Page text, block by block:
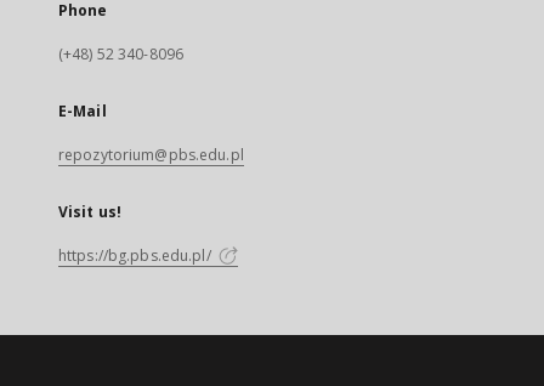
Phone
(+48) 52 340-8096
E-Mail
repozytorium@pbs.edu.pl
Visit us!
https://bg.pbs.edu.pl/